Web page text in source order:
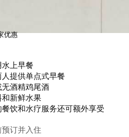
优惠
上早餐
提供单点式早餐
酒精鸡尾酒
新鲜水果
饮和水疗服务还可额外享受
订并入住